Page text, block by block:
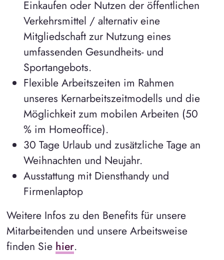
Einkaufen oder Nutzen der öffentlichen
Verkehrsmittel / alternativ eine
Mitgliedschaft zur Nutzung eines
umfassenden Gesundheits- und
Sportangebots.
Flexible Arbeitszeiten im Rahmen
unseres Kernarbeitszeitmodells und die
Möglichkeit zum mobilen Arbeiten (50
% im Homeoffice).
30 Tage Urlaub und zusätzliche Tage an
Weihnachten und Neujahr.
Ausstattung mit Diensthandy und
Firmenlaptop
Weitere Infos zu den Benefits für unsere
Mitarbeitenden und unsere Arbeitsweise
finden Sie hier.